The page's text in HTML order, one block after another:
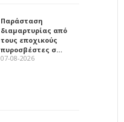
Παράσταση
διαμαρτυρίας από
τους εποχικούς
πυροσβέστες σ…
07-08-2026